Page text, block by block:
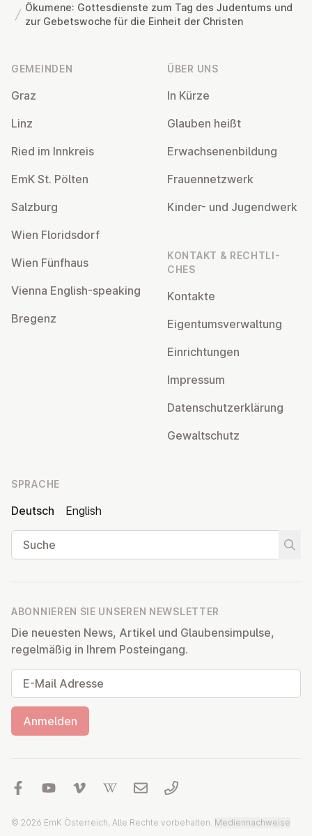
Ökumene: Gottesdienste zum Tag des Judentums und
zur Gebetswoche für die Einheit der Christen
GEMEINDEN
Graz
Linz
Ried im Innkreis
EmK St. Pölten
Salzburg
Wien Flo­rids­dorf
Wien Fünfhaus
Vienna English-speaking
Bregenz
ÜBER UNS
In Kürze
Glauben heißt
Er­wach­se­nen­bil­dung
Frau­en­netz­werk
Kinder- und Ju­gend­werk
KONTAKT & RECHT­LI­
CHES
Kontakte
Ei­gen­tums­ver­wal­tung
Ein­rich­tun­gen
Impressum
Da­ten­schutz­er­klä­rung
Ge­walt­schutz
SPRACHE
Deutsch
English
Suche
ABONNIEREN SIE UNSEREN NEWSLETTER
Die neuesten News, Artikel und Glaubensimpulse,
regelmäßig in Ihrem Posteingang.
E-Mail Adresse
Anmelden
© 2026 EmK Österreich, Alle Rechte vorbehalten. Mediennachweise